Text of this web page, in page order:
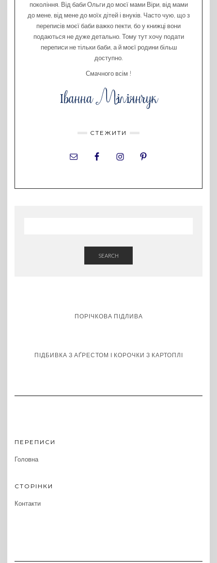
покоління. Від баби Ольги до моєї мами Віри, від мами
до мене, від мене до моїх дітей і внуків. Часто чую, що з
переписів моєї баби важко пекти, бо у книжці вони
подаються не дуже детально. Тому тут хочу подати
переписи не тільки баби, а й моєї родини більш
доступно.
Смачного всім !
СТЕЖИТИ
SEARCH
ПОРІЧКОВА ПІДЛИВА
ПІДБИВКА З АҐРЕСТОМ І КОРОЧКИ З КАРТОПЛІ
ПЕРЕПИСИ
Головна
СТОРІНКИ
Контакти